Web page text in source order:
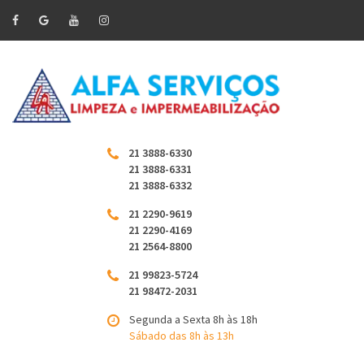
21 3888-6330
21 3888-6331
21 3888-6332
21 2290-9619
21 2290-4169
21 2564-8800
21 99823-5724
21 98472-2031
Segunda a Sexta 8h às 18h
Sábado das 8h às 13h